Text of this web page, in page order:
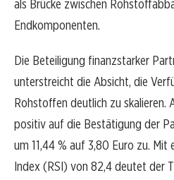
als Brücke zwischen
Endkomponenten.
Die Beteiligung finanzstarker
unterstreicht die Absicht, die
Rohstoffen deutlich zu skalieren.
positiv auf die Bestätigung der
um 11,44 % auf 3,80 Euro zu. Mit
Index (RSI) von 82,4 deutet der